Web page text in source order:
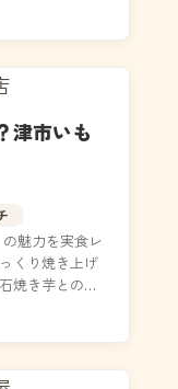
津市いも
魅力を実食レ
くり焼き上げ
焼き芋との違
芋シェイク